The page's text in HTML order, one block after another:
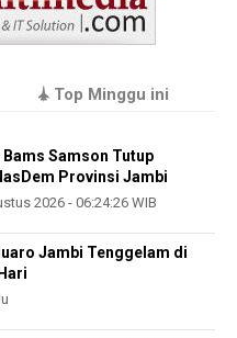
Top Minggu ini
Bams Samson Tutup
Provinsi Jambi
2026 - 06:24:26 WIB
Jambi Tenggelam di